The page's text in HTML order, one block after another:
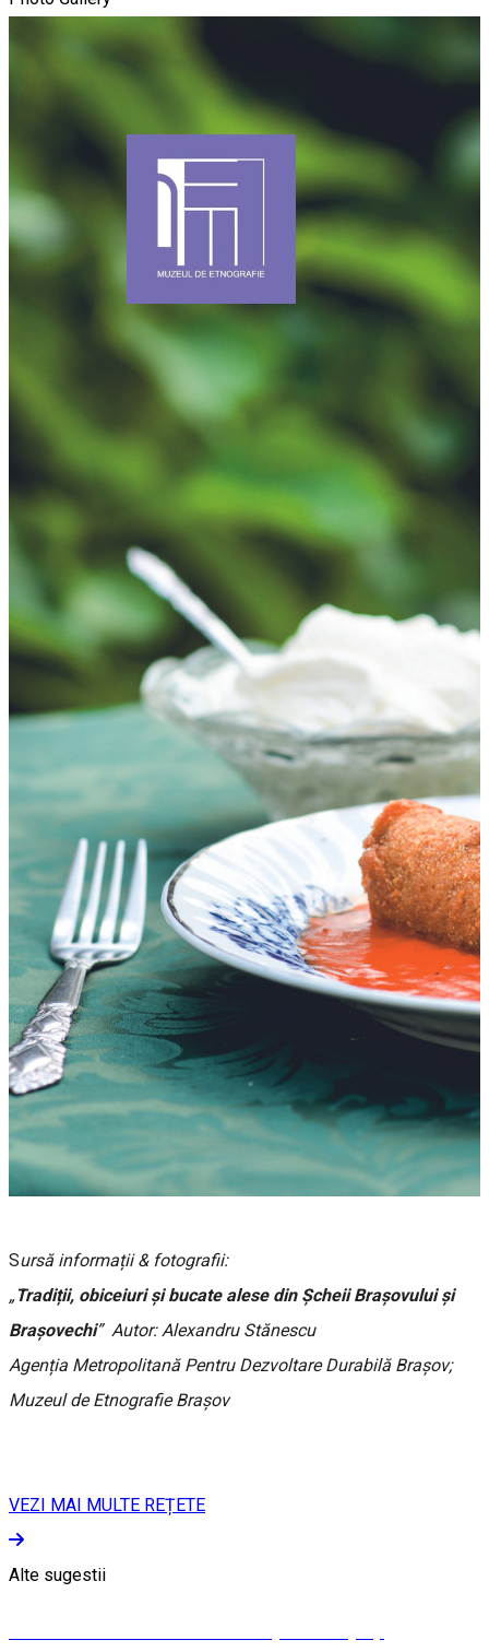
Sursă informații & fotografii:
„Tradiții, obiceiuri și bucate alese din Șcheii Brașovului și
Brașovechi” Autor: Alexandru Stănescu
Agenția Metropolitană Pentru Dezvoltare Durabilă Brașov;
Muzeul de Etnografie Brașov
VEZI MAI MULTE REȚETE
Alte sugestii